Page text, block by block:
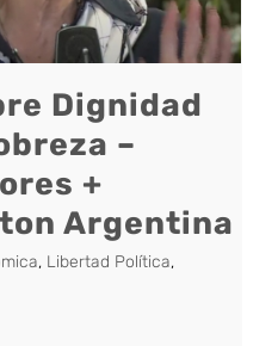
Dignidad
–
+
Argentina
, Libertad Política,